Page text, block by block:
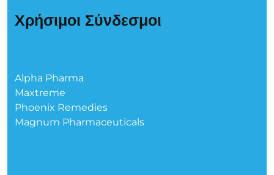
Χρήσιμοι Σύνδεσμοι
Alpha Pharma
Maxtreme
Phoenix Remedies
Magnum Pharmaceuticals